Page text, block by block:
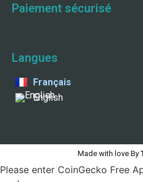
Paiement sécurisé
Langues
Français
English
Made with love By
Please enter CoinGecko Free